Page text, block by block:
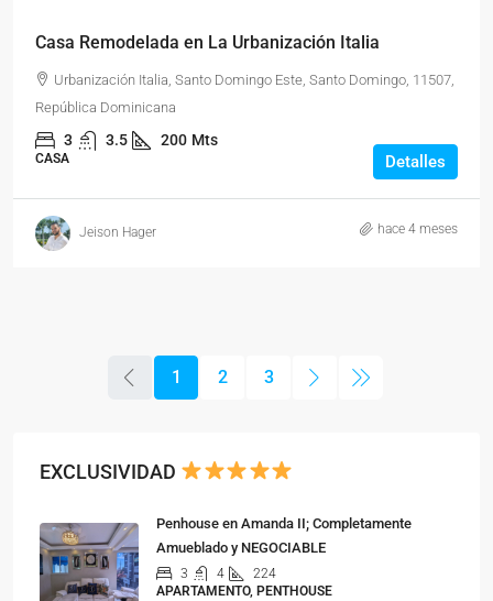
Casa Remodelada en La Urbanización Italia
Urbanización Italia, Santo Domingo Este, Santo Domingo, 11507,
República Dominicana
3 3.5 200 Mts
CASA Detalles
Jeison Hager hace 4 meses
1 2 3
EXCLUSIVIDAD
Penhouse en Amanda II; Completamente
Amueblado y NEGOCIABLE
3 4
224
APARTAMENTO, PENTHOUSE